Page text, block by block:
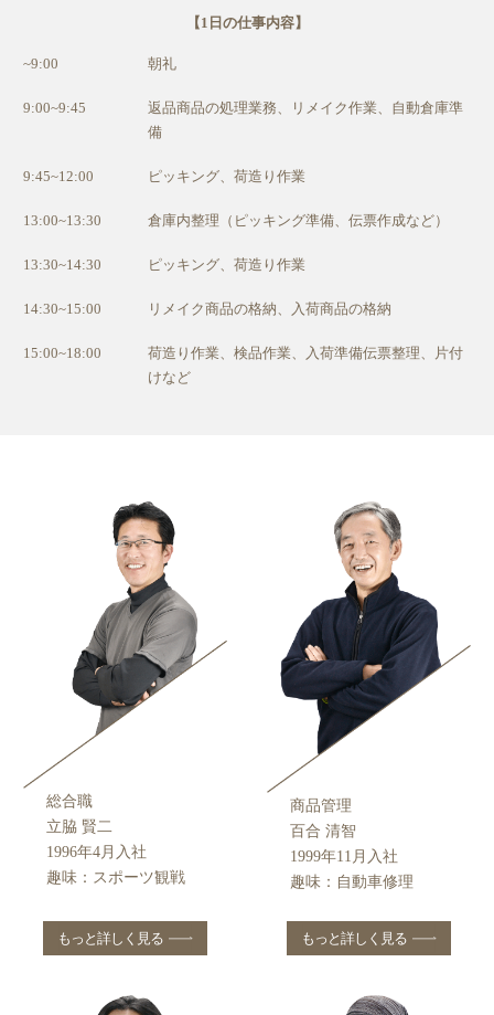
【1日の仕事内容】
~9:00 朝礼
9:00~9:45
返品商品の処理業務、リメイク作業、⾃動倉庫準
備
9:45~12:00 ピッキング、荷造り作業
13:00~13:30 倉庫内整理（ピッキング準備、伝票作成など）
13:30~14:30 ピッキング、荷造り作業
14:30~15:00 リメイク商品の格納、⼊荷商品の格納
15:00~18:00
荷造り作業、検品作業、⼊荷準備伝票整理、⽚付
けなど
総合職
⽴脇 賢⼆
1996年4⽉⼊社
趣味：スポーツ観戦
もっと詳しく見る
商品管理
百合 清智
1999年11⽉⼊社
趣味：⾃動⾞修理
もっと詳しく見る